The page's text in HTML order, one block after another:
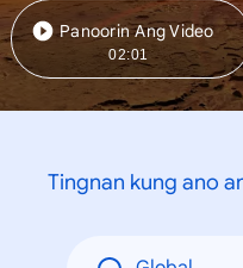
Panoorin Ang Video
02:01
Tingnan kung ano